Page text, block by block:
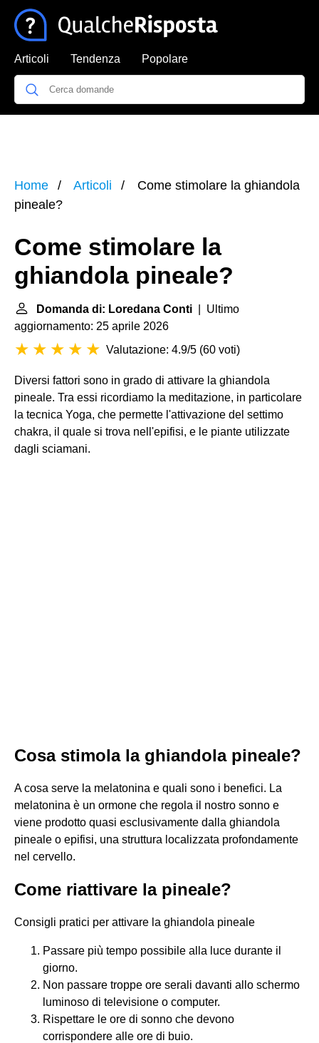
Articoli Tendenza Popolare
Home Articoli
Come stimolare la ghiandola
pineale?
Come stimolare la
ghiandola pineale?
Domanda di: Loredana Conti | Ultimo
aggiornamento: 25 aprile 2026
Valutazione: 4.9/5 (60 voti)
Diversi fattori sono in grado di attivare la ghiandola
pineale. Tra essi ricordiamo la meditazione, in particolare
la tecnica Yoga, che permette l'attivazione del settimo
chakra, il quale si trova nell'epifisi, e le piante utilizzate
dagli sciamani.
Cosa stimola la ghiandola pineale?
A cosa serve la melatonina e quali sono i benefici. La
melatonina è un ormone che regola il nostro sonno e
viene prodotto quasi esclusivamente dalla ghiandola
pineale o epifisi, una struttura localizzata profondamente
nel cervello.
Come riattivare la pineale?
Consigli pratici per attivare la ghiandola pineale
Passare più tempo possibile alla luce durante il
giorno.
Non passare troppe ore serali davanti allo schermo
luminoso di televisione o computer.
Rispettare le ore di sonno che devono
corrispondere alle ore di buio.